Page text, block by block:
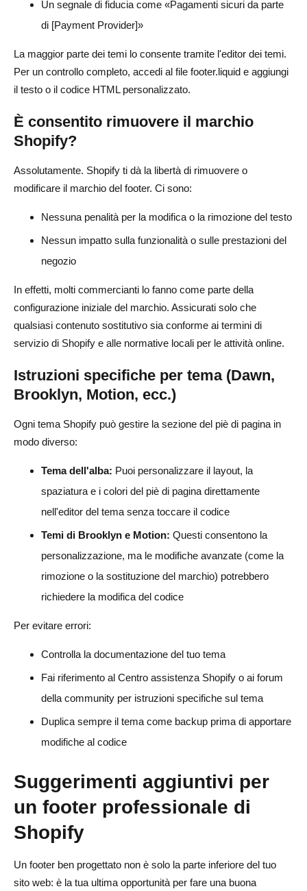
Un segnale di fiducia come «Pagamenti sicuri da parte
di [Payment Provider]»
La maggior parte dei temi lo consente tramite l'editor dei temi.
Per un controllo completo, accedi al file footer.liquid e aggiungi
il testo o il codice HTML personalizzato.
È consentito rimuovere il marchio
Shopify?
Assolutamente. Shopify ti dà la libertà di rimuovere o
modificare il marchio del footer. Ci sono:
Nessuna penalità per la modifica o la rimozione del testo
Nessun impatto sulla funzionalità o sulle prestazioni del
negozio
In effetti, molti commercianti lo fanno come parte della
configurazione iniziale del marchio. Assicurati solo che
qualsiasi contenuto sostitutivo sia conforme ai termini di
servizio di Shopify e alle normative locali per le attività online.
Istruzioni specifiche per tema (Dawn,
Brooklyn, Motion, ecc.)
Ogni tema Shopify può gestire la sezione del piè di pagina in
modo diverso:
Tema dell'alba: Puoi personalizzare il layout, la
spaziatura e i colori del piè di pagina direttamente
nell'editor del tema senza toccare il codice
Temi di Brooklyn e Motion: Questi consentono la
personalizzazione, ma le modifiche avanzate (come la
rimozione o la sostituzione del marchio) potrebbero
richiedere la modifica del codice
Per evitare errori:
Controlla la documentazione del tuo tema
Fai riferimento al Centro assistenza Shopify o ai forum
della community per istruzioni specifiche sul tema
Duplica sempre il tema come backup prima di apportare
modifiche al codice
Suggerimenti aggiuntivi per
un footer professionale di
Shopify
Un footer ben progettato non è solo la parte inferiore del tuo
sito web: è la tua ultima opportunità per fare una buona